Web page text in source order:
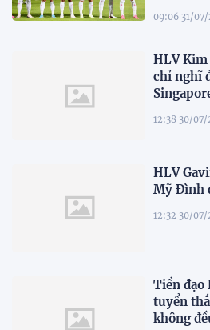
09:06 31/
HLV
chỉ nghĩ
12:38 30/
HLV
Mỹ Đình
12:32 30/
Tiền đạo
tuyển
không